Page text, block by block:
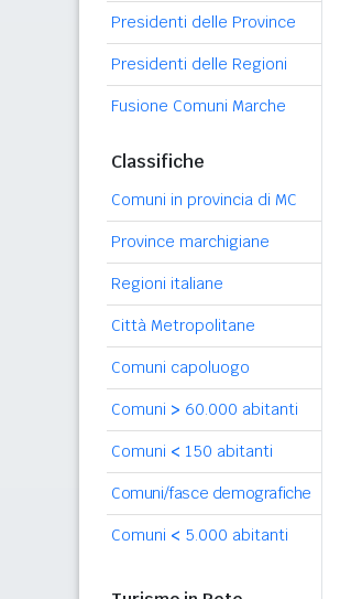
Presidenti delle Province
Presidenti delle Regioni
Fusione Comuni Marche
Classifiche
Comuni in provincia di MC
Province marchigiane
Regioni italiane
Città Metropolitane
Comuni capoluogo
Comuni > 60.000 abitanti
Comuni < 150 abitanti
Comuni/fasce demografiche
Comuni < 5.000 abitanti